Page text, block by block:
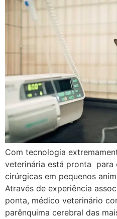
Com tecnologia
veterinária está pronta para
cirúrgicas em pequenos
Através de experiência
ponta, médico veterinário
parênquima cerebral das